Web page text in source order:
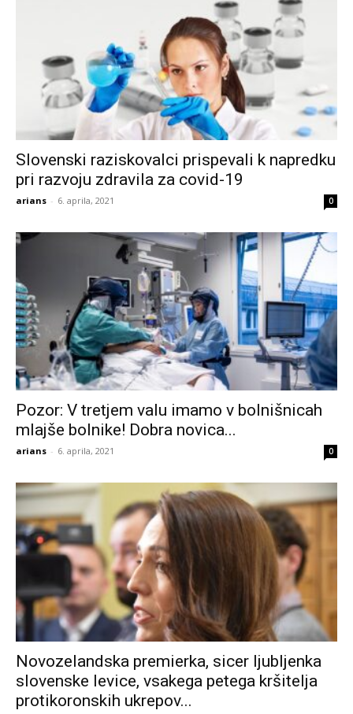
Slovenski raziskovalci prispevali k napredku
pri razvoju zdravila za covid-19
arians - 6. aprila, 2021 0
Pozor: V tretjem valu imamo v bolnišnicah
mlajše bolnike! Dobra novica...
arians - 6. aprila, 2021 0
Novozelandska premierka, sicer ljubljenka
slovenske levice, vsakega petega kršitelja
protikoronskih ukrepov...